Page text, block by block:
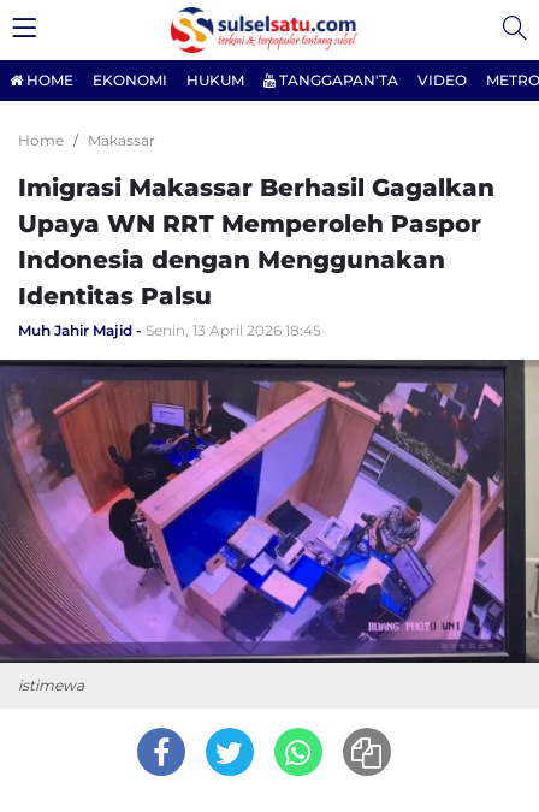
HOME EKONOMI HUKUM TANGGAPAN'TA VIDEO
Home Makassar
Imigrasi Makassar Berhasil Gagalkan
Upaya WN RRT Memperoleh Paspor
Indonesia dengan Menggunakan
Identitas Palsu
Muh Jahir Majid Senin, 13 April 2026 18:45
istimewa